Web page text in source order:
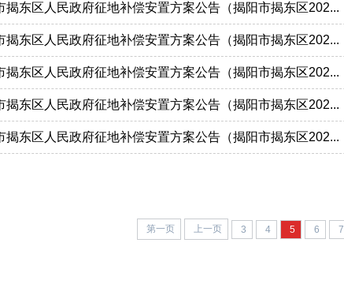
揭东区人民政府征地补偿安置方案公告（揭阳市揭东区202...
揭东区人民政府征地补偿安置方案公告（揭阳市揭东区202...
揭东区人民政府征地补偿安置方案公告（揭阳市揭东区202...
揭东区人民政府征地补偿安置方案公告（揭阳市揭东区202...
揭东区人民政府征地补偿安置方案公告（揭阳市揭东区202...
第一页 上一页 3 4 5 6 7